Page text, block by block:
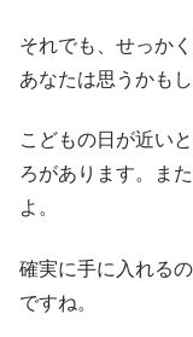
それでも、せっか
あなたは思うかも
こどもの日が近い
ろがあります。ま
よ。
確実に手に入れる
ですね。